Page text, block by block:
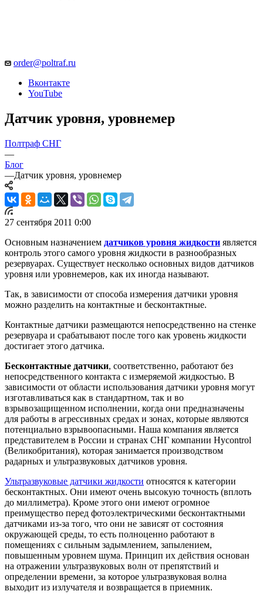
order@poltraf.ru
Вконтакте
YouTube
Датчик уровня, уровнемер
Полтраф СНГ
—
Блог
—Датчик уровня, уровнемер
27 сентября 2011 0:00
Основным назначением датчиков уровня жидкости является
контроль этого самого уровня жидкости в разнообразных
резервуарах. Существует несколько основных видов датчиков
уровня или уровнемеров, как их иногда называют.
Так, в зависимости от способа измерения датчики уровня
можно разделить на контактные и бесконтактные.
Контактные датчики размещаются непосредственно на стенке
резервуара и срабатывают после того как уровень жидкости
достигает этого датчика.
Бесконтактные датчики, соответственно, работают без
непосредственного контакта с измеряемой жидкостью. В
зависимости от области использования датчики уровня могут
изготавливаться как в стандартном, так и во
взрывозащищенном исполнении, когда они предназначены
для работы в агрессивных средах и зонах, которые являются
потенциально взрывоопасными. Наша компания является
представителем в России и странах СНГ компании Hycontrol
(Великобритания), которая занимается производством
радарных и ультразвуковых датчиков уровня.
Ультразвуковые датчики жидкости относятся к категории
бесконтактных. Они имеют очень высокую точность (вплоть
до миллиметра). Кроме этого они имеют огромное
преимущество перед фотоэлектрическими бесконтактными
датчиками из-за того, что они не зависят от состояния
окружающей среды, то есть полноценно работают в
помещениях с сильным задымлением, запылением,
повышенным уровнем шума. Принцип их действия основан
на отражении ультразвуковых волн от препятствий и
определении времени, за которое ультразвуковая волна
выходит из излучателя и возвращается в приемник.